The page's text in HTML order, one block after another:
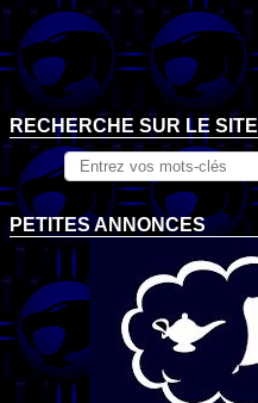
RECHERCHE SUR LE SITE
PETITES ANNONCES